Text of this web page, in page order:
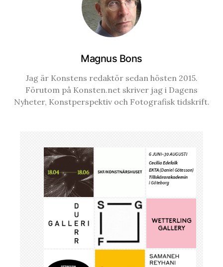
Magnus Bons
Jag är Konstens redaktör sedan hösten 2015.
Förutom på Konsten.net skriver jag i Dagens
Nyheter, Konstperspektiv och Fotografisk tidskrift.